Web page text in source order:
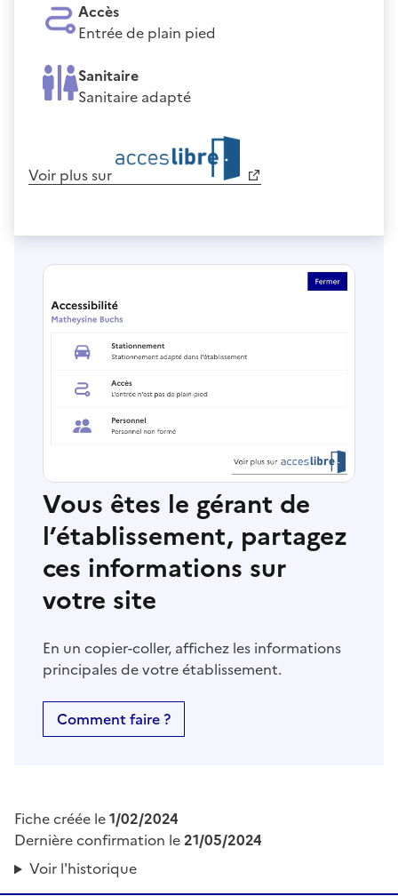
Accès
Entrée de plain pied
Sanitaire
Sanitaire adapté
Voir plus sur
Vous êtes le gérant de
l’établissement, partagez
ces informations sur
votre site
En un copier-coller, affichez les informations
principales de votre établissement.
Comment faire ?
Fiche créée le1/02/2024
Dernière confirmation le21/05/2024
Voir l'historique